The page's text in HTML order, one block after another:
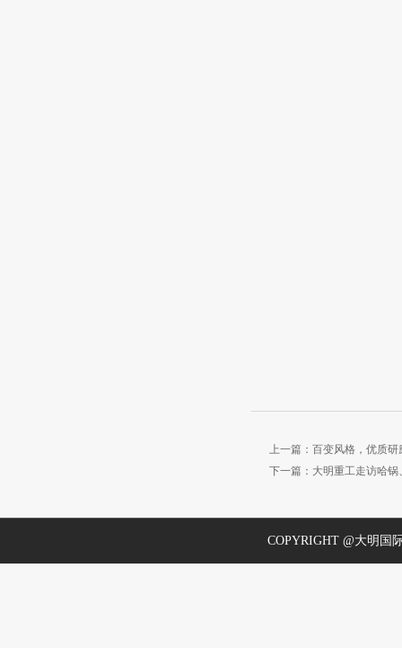
上一篇：百变风格，优质
下一篇：大明重工走访哈
COPYRIGHT @大明